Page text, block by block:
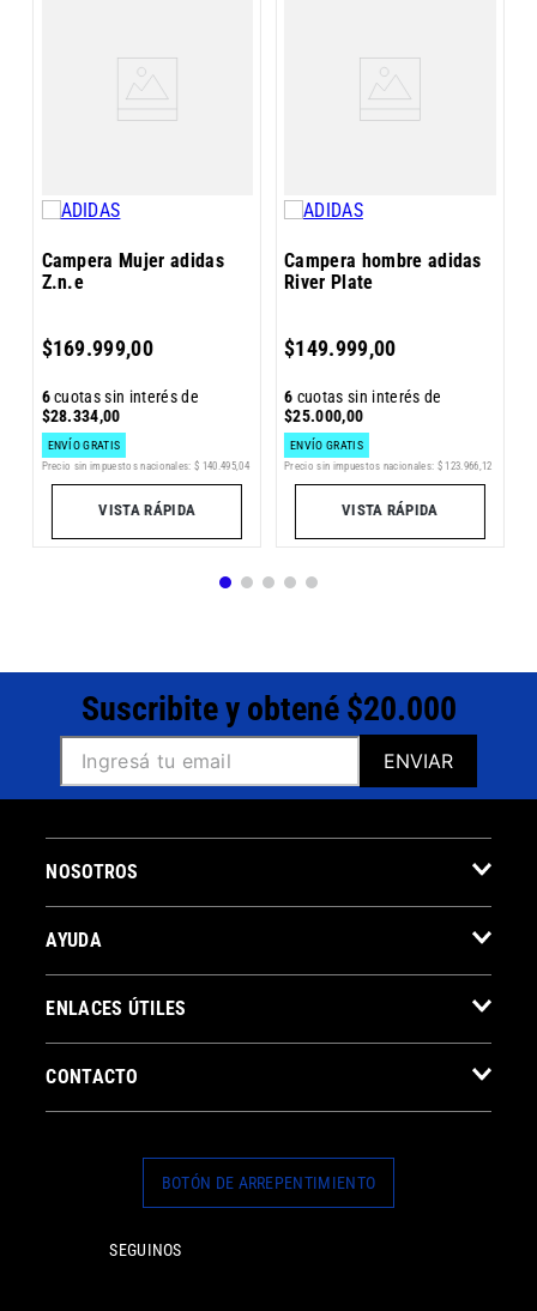
Campera Mujer adidas
Z.n.e
$169.999,00
6cuotas sin interés de
$28.334,00
ENVÍO GRATIS
Precio sin impuestos nacionales: $ 140 495,04
VISTA RÁPIDA
Campera hombre adidas
River Plate
$149.999,00
6 cuotas sin interés de
$25.000,00
ENVÍO GRATIS
Precio sin impuestos nacionales: $ 123 966 12
VISTA RÁPIDA
Suscribite y obtené $20.000
ENVIAR
NOSOTROS
AYUDA
ENLACES ÚTILES
CONTACTO
BOTÓN DE ARREPENTIMIENTO
SEGUINOS